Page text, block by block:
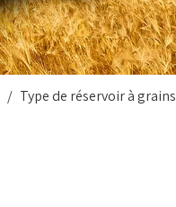
/ Type de réservoir à grains